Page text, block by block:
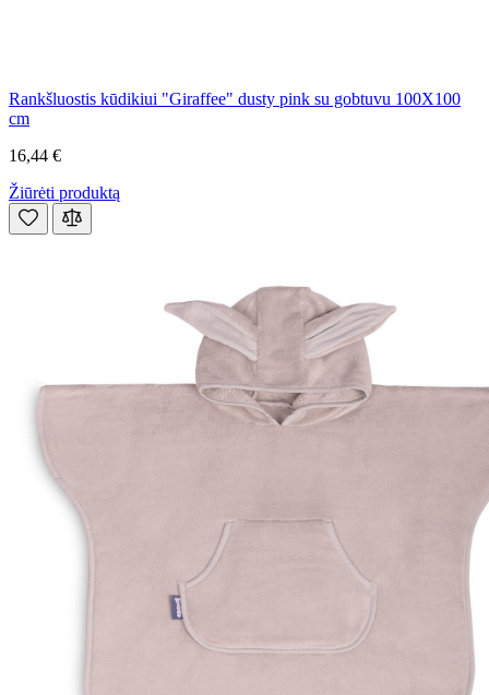
Rankšluostis kūdikiui "Giraffee" dusty pink su gobtuvu 100X100
cm
16,44 €
Žiūrėti produktą